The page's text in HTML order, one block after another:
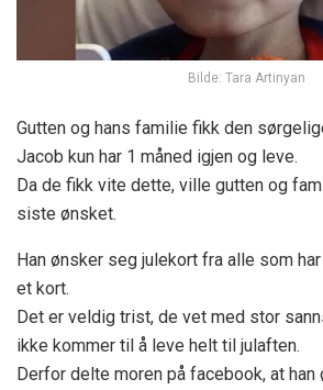
Bilde: Tara Artinyan
Gutten og hans familie fikk den
Jacob kun har 1 måned igjen og leve.
Da de fikk vite dette, ville gutten og
siste ønsket.
Han ønsker seg julekort fra alle som
et kort.
Det er veldig trist, de vet med stor
ikke kommer til å leve helt til julaften.
Derfor delte moren på facebook, at